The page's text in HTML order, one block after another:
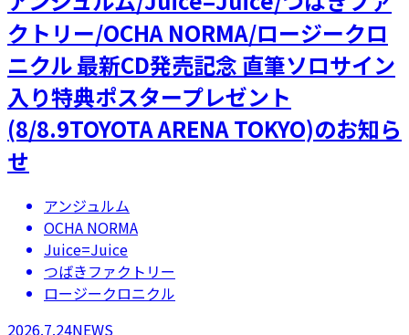
クトリー/OCHA NORMA/ロージークロ
ニクル 最新CD発売記念 直筆ソロサイン
入り特典ポスタープレゼント
(8/8.9TOYOTA ARENA TOKYO)のお知ら
せ
アンジュルム
OCHA NORMA
Juice=Juice
つばきファクトリー
ロージークロニクル
2026.7.24NEWS